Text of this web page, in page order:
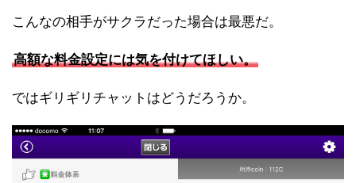
こんなの相手がサクラだった場合は最悪だ。
高額な料金設定には気を付けてほしい。
ではギリギリチャットはどうだろうか。